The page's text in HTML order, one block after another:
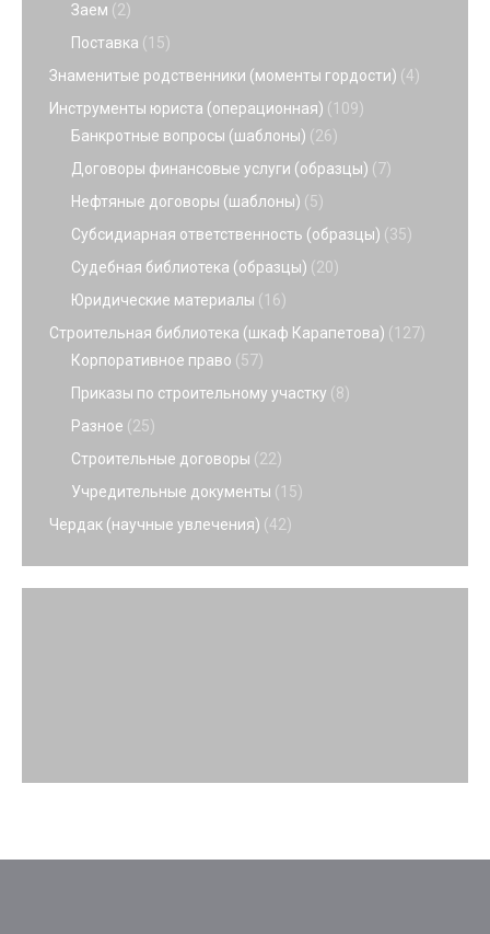
Заем (2)
Поставка (15)
Знаменитые родственники (моменты гордости) (4)
Инструменты юриста (операционная) (109)
Банкротные вопросы (шаблоны) (26)
Договоры финансовые услуги (образцы) (7)
Нефтяные договоры (шаблоны) (5)
Субсидиарная ответственность (образцы) (35)
Судебная библиотека (образцы) (20)
Юридические материалы (16)
Строительная библиотека (шкаф Карапетова) (127)
Корпоративное право (57)
Приказы по строительному участку (8)
Разное (25)
Строительные договоры (22)
Учредительные документы (15)
Чердак (научные увлечения) (42)